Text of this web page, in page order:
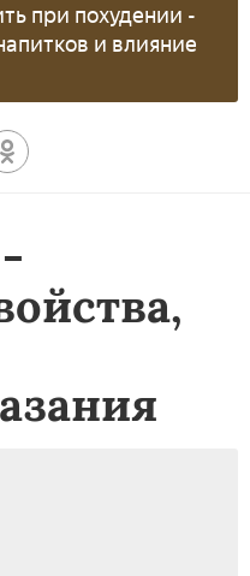
при похудении -
и влияние